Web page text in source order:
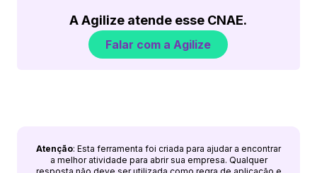
A Agilize atende esse CNAE.
Falar com a Agilize
Atenção: Esta ferramenta foi criada para ajudar a encontrar
a melhor atividade para abrir sua empresa. Qualquer